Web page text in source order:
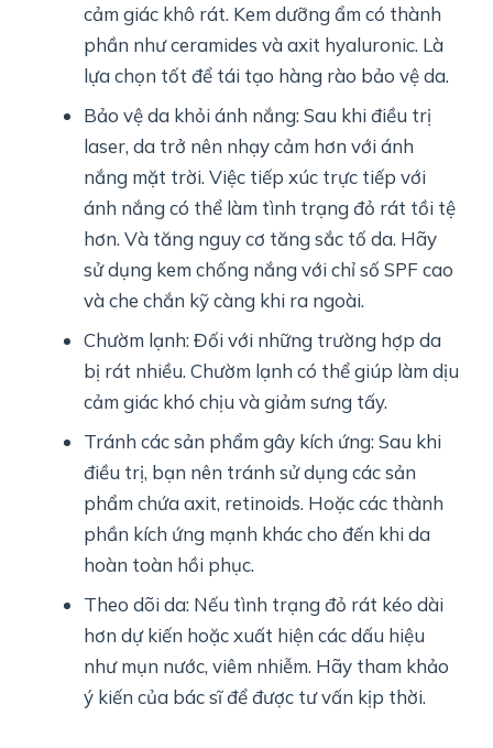
cảm giác khô rát. Kem dưỡng ẩm có thành
phần như ceramides và axit hyaluronic. Là
lựa chọn tốt để tái tạo hàng rào bảo vệ da.
Bảo vệ da khỏi ánh nắng: Sau khi điều trị
laser, da trở nên nhạy cảm hơn với ánh
nắng mặt trời. Việc tiếp xúc trực tiếp với
ánh nắng có thể làm tình trạng đỏ rát tồi tệ
hơn. Và tăng nguy cơ tăng sắc tố da. Hãy
sử dụng kem chống nắng với chỉ số SPF cao
và che chắn kỹ càng khi ra ngoài.
Chườm lạnh: Đối với những trường hợp da
bị rát nhiều. Chườm lạnh có thể giúp làm dịu
cảm giác khó chịu và giảm sưng tấy.
Tránh các sản phẩm gây kích ứng: Sau khi
điều trị, bạn nên tránh sử dụng các sản
phẩm chứa axit, retinoids. Hoặc các thành
phần kích ứng mạnh khác cho đến khi da
hoàn toàn hồi phục.
Theo dõi da: Nếu tình trạng đỏ rát kéo dài
hơn dự kiến hoặc xuất hiện các dấu hiệu
như mụn nước, viêm nhiễm. Hãy tham khảo
ý kiến của bác sĩ để được tư vấn kịp thời.